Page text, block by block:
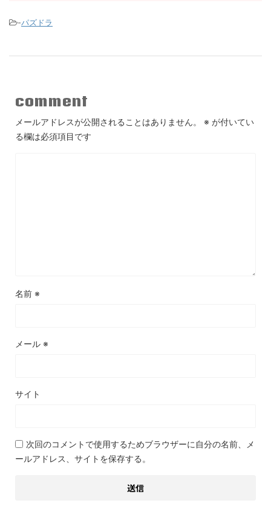
-パズドラ
comment
メールアドレスが公開されることはありません。 ※ が付いてい
る欄は必須項目です
名前 ※
メール ※
サイト
次回のコメントで使用するためブラウザーに自分の名前、メ
ールアドレス、サイトを保存する。